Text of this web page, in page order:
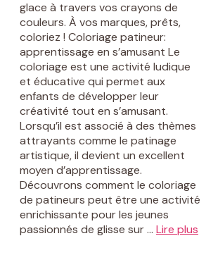
glace à travers vos crayons de
couleurs. À vos marques, prêts,
coloriez ! Coloriage patineur:
apprentissage en s’amusant Le
coloriage est une activité ludique
et éducative qui permet aux
enfants de développer leur
créativité tout en s’amusant.
Lorsqu’il est associé à des thèmes
attrayants comme le patinage
artistique, il devient un excellent
moyen d’apprentissage.
Découvrons comment le coloriage
de patineurs peut être une activité
enrichissante pour les jeunes
passionnés de glisse sur … Lire plus